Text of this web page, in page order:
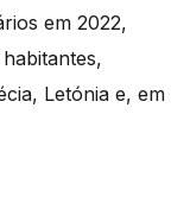
em 2022,
Letónia e, em